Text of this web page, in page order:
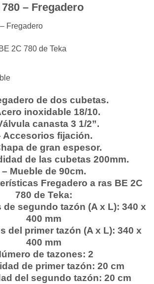
– Fregadero
Fregadero
2C 780 de Teka
de dos cubetas.
inoxidable 18/10.
canasta 3 1/2”.
Accesorios fijación.
de gran espesor.
de las cubetas 200mm.
– Mueble de 90cm.
Fregadero a ras BE 2C
780 de Teka:
de segundo tazón (A x L): 340 x
400 mm
del primer tazón (A x L): 340 x
400 mm
de tazones: 2
de primer tazón: 20 cm
del segundo tazón: 20 cm